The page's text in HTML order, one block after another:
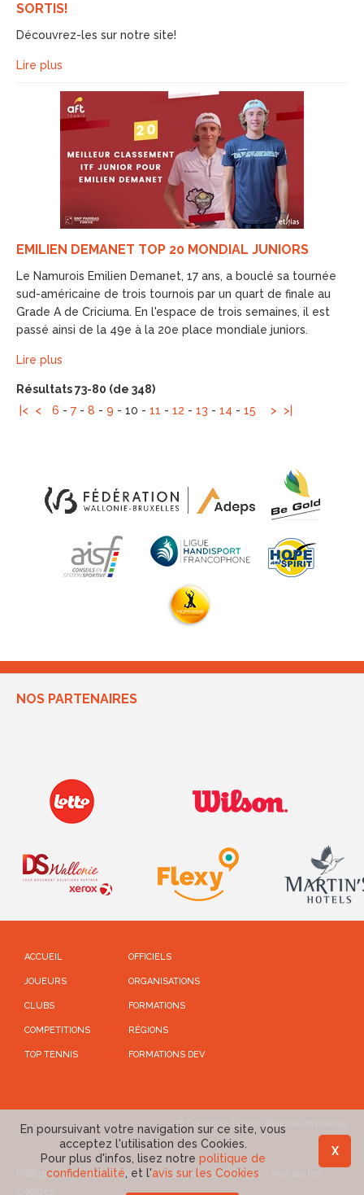
SORTIS!
Découvrez-les sur notre site!
Lire plus
EMILIEN DEMANET TOP 20 MONDIAL JUNIORS
Le Namurois Emilien Demanet, 17 ans, a bouclé sa tournée
sud-américaine de trois tournois par un quart de finale au
Grade A de Criciuma. En l'espace de trois semaines, il est
passé ainsi de la 49e à la 20e place mondiale juniors.
Lire plus
Résultats 73-80 (de 348)
|<
< 6 - 7 - 8 - 9 - 10 - 11 - 12 - 13 - 14 - 15 > >|
NOS PARTENAIRES
ACCUEIL
JOUEURS
CLUBS
COMPETITIONS
TOP TENNIS
OFFICIELS
ORGANISATIONS
FORMATIONS
RÉGIONS
FORMATIONS DEV
© Copyright Tennis Wallonie-Bruxelles
Politique de confidentialité-Conditions d'utilisations
X
En poursuivant votre navigation sur ce site, vous
acceptez l'utilisation des Cookies.
Pour plus d'infos, lisez notre politique de
confidentialité , et l'avis sur les Cookies